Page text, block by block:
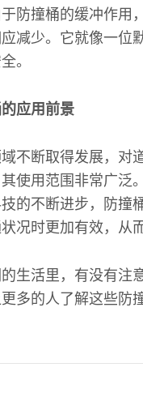
防撞桶的缓冲作用
减少。它就像一位
。
应用前景
不断取得发展，对
使用范围非常广泛
技的不断进步，防撞
况时更加有效，从
生活里，有没有注
多的人了解这些防